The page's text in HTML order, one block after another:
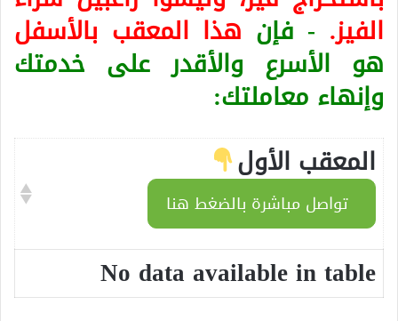
الفيز. - فإن هذا المعقب بالأسفل
هو الأسرع والأقدر على خدمتك
وإنهاء معاملتك:
المعقب الأول
تواصل مباشرة بالضغط هنا
No data available in table